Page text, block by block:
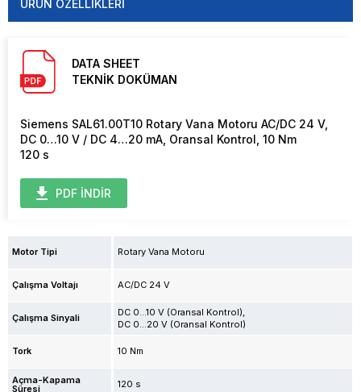
ÜRÜN ÖZELLIKLERI
DATA SHEET
TEKNİK DOKÜMAN
Siemens SAL61.00T10 Rotary Vana Motoru AC/DC 24 V,
DC 0…10 V / DC 4…20 mA, Oransal Kontrol, 10 Nm
120 s
PDF İNDİR
Motor Tipi Rotary Vana Motoru
Çalışma Voltajı AC/DC 24 V
Çalışma Sinyali
DC 0...10 V (Oransal Kontrol)
DC 0…20 V (Oransal Kontrol)
Tork 10 Nm
Açma-Kapama
Süresi 120 s